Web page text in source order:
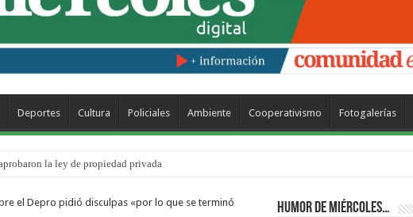
Deportes Cultura Policiales Ambiente Cooperativismo Fotogalerías
la ley de propiedad privada
el Depro pidió disculpas «por lo que se terminó
Humor de Miércoles…